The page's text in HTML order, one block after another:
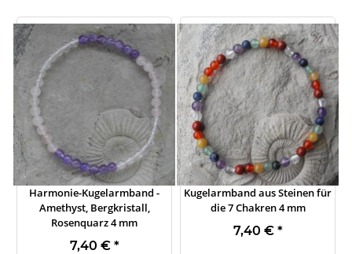
Harmonie-Kugelarmband -
Amethyst, Bergkristall,
Rosenquarz 4 mm
7,40 € *
Kugelarmband aus Steinen für
die 7 Chakren 4 mm
7,40 € *